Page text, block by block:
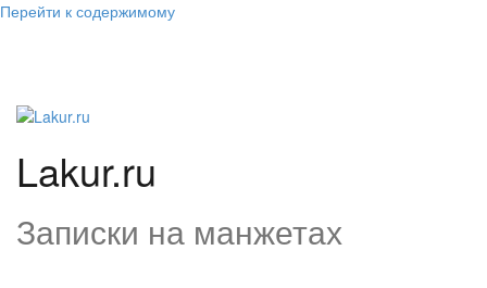
Перейти к содержимому
Lakur.ru
Записки на манжетах